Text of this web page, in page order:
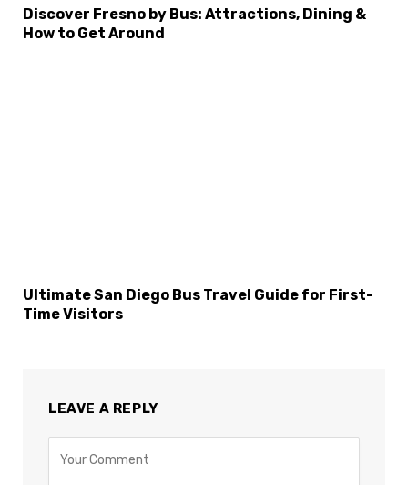
Discover Fresno by Bus: Attractions, Dining &
How to Get Around
Ultimate San Diego Bus Travel Guide for First-
Time Visitors
LEAVE A REPLY